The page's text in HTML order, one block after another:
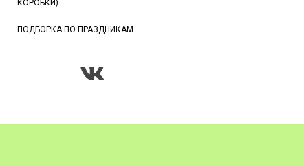
КОРОБКИ)
ПОДБОРКА ПО ПРАЗДНИКАМ